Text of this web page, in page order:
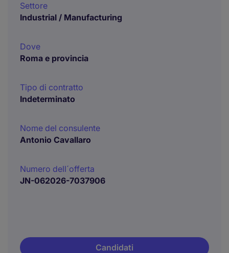
Settore
Industrial / Manufacturing
Dove
Roma e provincia
Tipo di contratto
Indeterminato
Nome del consulente
Antonio Cavallaro
Numero dell´offerta
JN-062026-7037906
Candidati